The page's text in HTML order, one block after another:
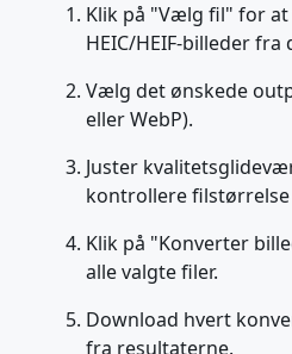
Klik på "Vælg fil" for
HEIC/HEIF-billeder fra
Vælg det ønskede
eller WebP).
Juster
kontrollere
Klik på "Konverter
alle valgte filer.
Download hvert
fra resultaterne.